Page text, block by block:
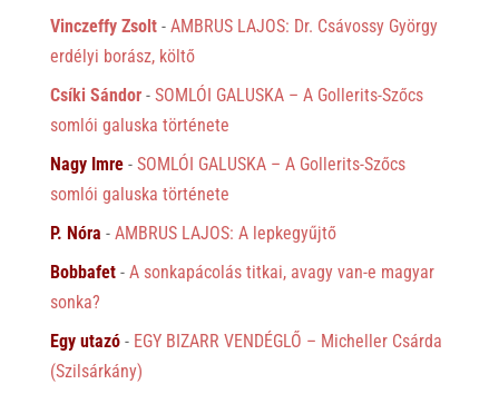
Vinczeffy Zsolt- AMBRUS LAJOS: Dr. Csávossy György
erdélyi borász, költő
Csíki Sándor- SOMLÓI GALUSKA – A Gollerits-Szőcs
somlói galuska története
Nagy Imre- SOMLÓI GALUSKA – A Gollerits-Szőcs
somlói galuska története
P. Nóra - AMBRUS LAJOS: A lepkegyűjtő
Bobbafet- A sonkapácolás titkai, avagy van-e magyar
sonka?
Egy utazó- EGY BIZARR VENDÉGLŐ – Micheller Csárda
(Szilsárkány)